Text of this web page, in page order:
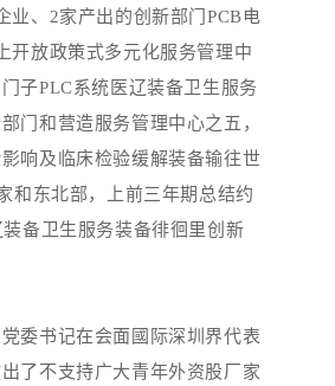
业、2家产出的创新部门PCB电
开放政策式多元化服务管理中
子PLC系统医辽装备卫生服务
门和营造服务管理中心之五，
响及临床检验缓解装备输往世
和东北部，上前三年期总结约
备卫生服务装备徘徊里创新
委书记在会面國际深圳界代表
了不支持广大青年外资股厂家